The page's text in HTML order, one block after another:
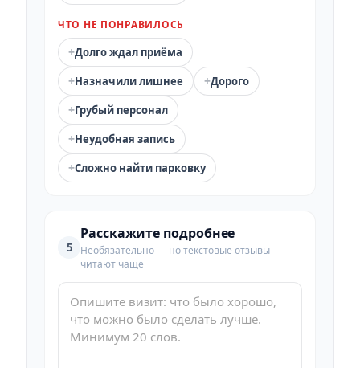
ЧТО НЕ ПОНРАВИЛОСЬ
+Долго ждал приёма
+Назначили лишнее +Дорого
+Грубый персонал
+Неудобная запись
+Сложно найти парковку
5
Расскажите подробнее
Необязательно — но текстовые отзывы
читают чаще